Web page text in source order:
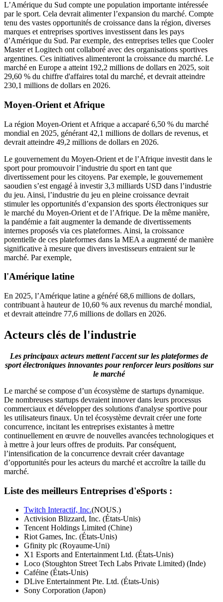
L’Amérique du Sud compte une population importante intéressée
par le sport. Cela devrait alimenter l’expansion du marché. Compte
tenu des vastes opportunités de croissance dans la région, diverses
marques et entreprises sportives investissent dans les pays
d’Amérique du Sud. Par exemple, des entreprises telles que Cooler
Master et Logitech ont collaboré avec des organisations sportives
argentines. Ces initiatives alimenteront la croissance du marché. Le
marché en Europe a atteint 192,2 millions de dollars en 2025, soit
29,60 % du chiffre d'affaires total du marché, et devrait atteindre
230,1 millions de dollars en 2026.
Moyen-Orient et Afrique
La région Moyen-Orient et Afrique a accaparé 6,50 % du marché
mondial en 2025, générant 42,1 millions de dollars de revenus, et
devrait atteindre 49,2 millions de dollars en 2026.
Le gouvernement du Moyen-Orient et de l’Afrique investit dans le
sport pour promouvoir l’industrie du sport en tant que
divertissement pour les citoyens. Par exemple, le gouvernement
saoudien s’est engagé à investir 3,3 milliards USD dans l’industrie
du jeu. Ainsi, l’industrie du jeu en pleine croissance devrait
stimuler les opportunités d’expansion des sports électroniques sur
le marché du Moyen-Orient et de l’Afrique. De la même manière,
la pandémie a fait augmenter la demande de divertissements
internes proposés via ces plateformes. Ainsi, la croissance
potentielle de ces plateformes dans la MEA a augmenté de manière
significative à mesure que divers investisseurs entraient sur le
marché. Par exemple,
l'Amérique latine
En 2025, l’Amérique latine a généré 68,6 millions de dollars,
contribuant à hauteur de 10,60 % aux revenus du marché mondial,
et devrait atteindre 77,6 millions de dollars en 2026.
Acteurs clés de l'industrie
Les principaux acteurs mettent l'accent sur les plateformes de
sport électroniques innovantes pour renforcer leurs positions sur
le marché
Le marché se compose d’un écosystème de startups dynamique.
De nombreuses startups devraient innover dans leurs processus
commerciaux et développer des solutions d'analyse sportive pour
les utilisateurs finaux. Un tel écosystème devrait créer une forte
concurrence, incitant les entreprises existantes à mettre
continuellement en œuvre de nouvelles avancées technologiques et
à mettre à jour leurs offres de produits. Par conséquent,
l’intensification de la concurrence devrait créer davantage
d’opportunités pour les acteurs du marché et accroître la taille du
marché.
Liste des meilleurs Entreprises d'eSports :
Twitch Interactif, Inc.(NOUS.)
Activision Blizzard, Inc. (États-Unis)
Tencent Holdings Limited (Chine)
Riot Games, Inc. (États-Unis)
Gfinity plc (Royaume-Uni)
X1 Esports and Entertainment Ltd. (États-Unis)
Loco (Stoughton Street Tech Labs Private Limited) (Inde)
Caféine (États-Unis)
DLive Entertainment Pte. Ltd. (États-Unis)
Sony Corporation (Japon)